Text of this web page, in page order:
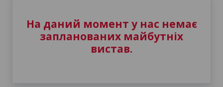
На даний момент у нас немає
запланованих майбутніх
вистав.